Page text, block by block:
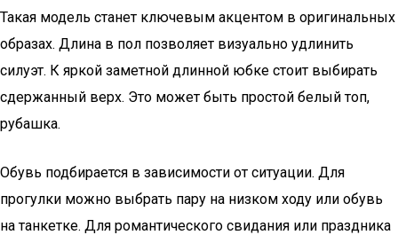
Такая модель станет ключевым акцентом в оригинальных
образах. Длина в пол позволяет визуально удлинить
силуэт. К яркой заметной длинной юбке стоит выбирать
сдержанный верх. Это может быть простой белый топ,
рубашка.
Обувь подбирается в зависимости от ситуации. Для
прогулки можно выбрать пару на низком ходу или обувь
на танкетке. Для романтического свидания или праздника